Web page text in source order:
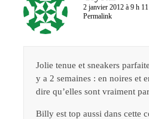
2 janvier 2012 à 9 h
Permalink
Jolie tenue et sneakers
y a 2 semaines : en noires et
dire qu’elles sont vraiment
Billy est top aussi dans cette